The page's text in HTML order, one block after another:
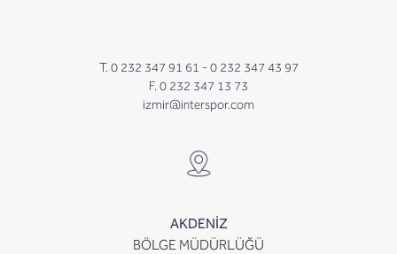
T. 0 232 347 91 61 - 0 232 347 43 97
F. 0 232 347 13 73
izmir@interspor.com
AKDENİZ
BÖLGE MÜDÜRLÜĞÜ